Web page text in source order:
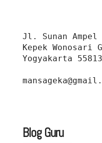
Jl. Sunan
Kepek Wonosari
Yogyakarta 55813
Blog Guru